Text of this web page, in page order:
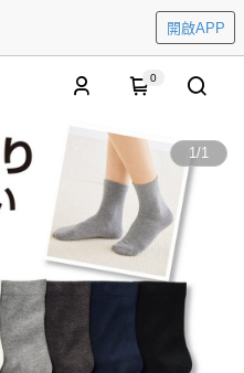
開啟APP
0
1/1